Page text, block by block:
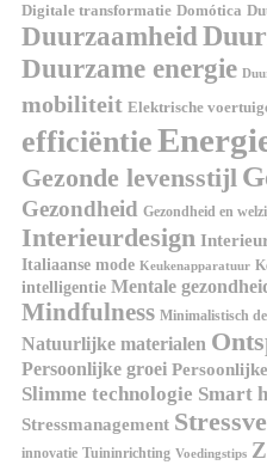
Digitale transformatie Domótica
Duurzaamheid
Duurzame energie
mobiliteit Elektrische
efficiëntie
Gezonde levensstijl
Gezondheid Gezondheid en
Interieurdesign
Italiaanse mode Keukenapparatuur
intelligentie Mentale
Mindfulness Minimalistisch
Natuurlijke materialen
Persoonlijke groei
Slimme technologie Smart
Stressmanagement
innovatie Tuininrichting Voedingstips